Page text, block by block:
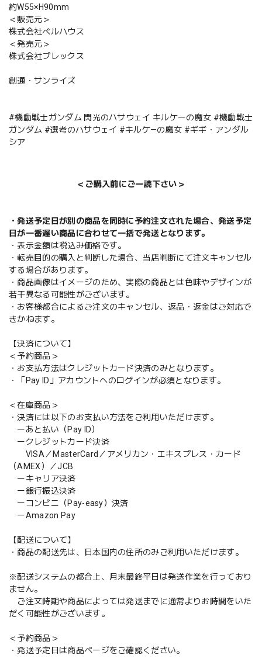
約W55×H90mm
＜販売元＞
株式会社ベルハウス
＜発売元＞
株式会社プレックス
創通・サンライズ
#機動戦士ガンダム 閃光のハサウェイ キルケーの魔女 #機動戦士
ガンダム #選考のハサウェイ #キルケ—の魔女 #ギギ・アンダル
シア
＜ご購入前にご一読下さい＞
・発送予定日が別の商品を同時に予約注文された場合、発送予定
日が一番遅い商品に合わせて一括で発送となります。
・表示金額は税込み価格です。
・転売目的の購入と判断した場合、当店判断にて注文キャンセル
する場合があります。
・商品画像はイメージのため、実際の商品とは色味やデザインが
若干異なる可能性がございます。
・お客様都合によるご注文のキャンセル、返品・返金はご対応で
きかねます。
【決済について】
＜予約商品＞
・お支払方法はクレジットカード決済のみとなります。
・「Pay ID」アカウントへのログインが必須となります。
＜在庫商品＞
・決済には以下のお支払い方法をご利用いただけます。
ーあと払い（Pay ID）
ークレジットカード決済
VISA／MasterCard／アメリカン・エキスプレス・カード
（AMEX）／JCB
ーキャリア決済
ー銀行振込決済
ーコンビニ（Pay-easy）決済
ーAmazon Pay
【配送について】
・商品の配送先は、日本国内の住所のみご利用いただけます。
※配送システムの都合上、月末最終平日は発送作業を行っており
ません。
ご注文時期や商品によっては発送までに通常よりお時間をいた
だく可能性がございます。
＜予約商品＞
・発送予定日は商品ページをご確認ください。